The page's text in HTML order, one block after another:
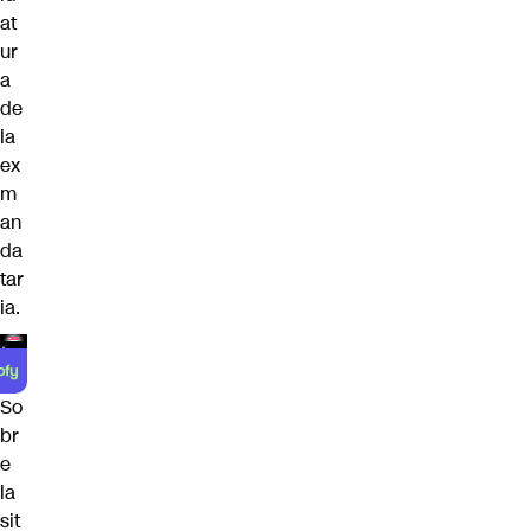
at
ur
a
de
la
ex
m
an
da
tar
ia.
So
br
e
la
sit